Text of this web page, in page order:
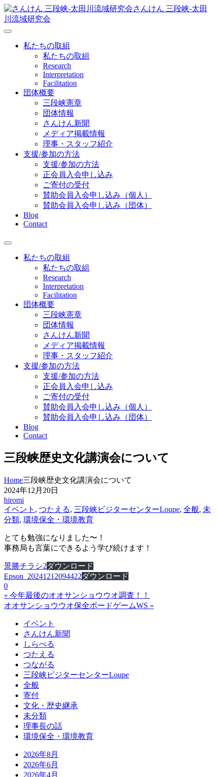
さんけん 三段峡‐太田
川流域研究会
私たちの取組
私たちの取組
Research
Interpretation
Facilitation
団体概要
三段峡憲章
団体情報
さんけん新聞
メディア掲載情報
理事・スタッフ紹介
支援/参加の方法
支援/参加の方法
正会員入会申し込み
ご寄付の受付
賛助会員入会申し込み（個人）
賛助会員入会申し込み（団体）
Blog
Contact
私たちの取組
私たちの取組
Research
Interpretation
Facilitation
団体概要
三段峡憲章
団体情報
さんけん新聞
メディア掲載情報
理事・スタッフ紹介
支援/参加の方法
支援/参加の方法
正会員入会申し込み
ご寄付の受付
賛助会員入会申し込み（個人）
賛助会員入会申し込み（団体）
Blog
Contact
三段峡歴史文化講演会について
Home三段峡歴史文化講演会について
2024年12月20日
hiromi
イベント , つたえる, 三段峡ビジターセンターLoupe, 全般, 未
分類, 環境保全・環境教育
とても勉強になりました〜！
事務局も言葉にできるよう学び続けます！
景勝チラシ2ダウンロード
Epson_20241212094422ダウンロード
0
« 今年最後のオオサンショウウオ調査！！
オオサンショウウオ保全ボードゲームWS »
イベント
さんけん新聞
しらべる
つたえる
つながる
三段峡ビジターセンターLoupe
全般
寄付
文化・歴史継承
未分類
理事長の話
環境保全・環境教育
2026年8月
2026年6月
2026年4月